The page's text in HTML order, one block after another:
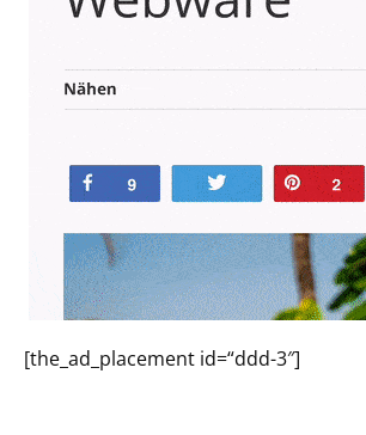
[the_ad_placement id=“ddd-3″]